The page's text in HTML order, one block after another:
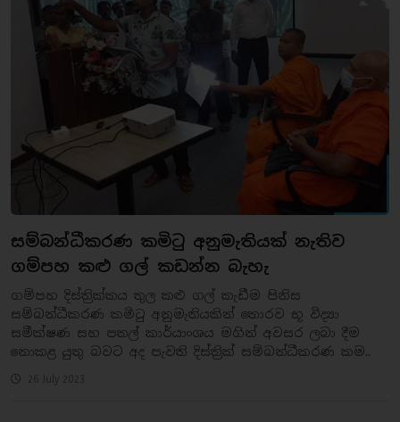
සම්බන්ධීකරණ කමිටු අනුමැතියක් නැතිව
ගම්පහ කළු ගල් කඩන්න බැහැ
ගම්පහ දිස්ත්‍රික්කය තුල කළු ගල් කැඩීම පිනිස
සම්බන්ධීකරණ කමිටු අනුමැතියකින් තොරව භූ විද්‍යා
සමීක්ෂණ සහ පතල් කාර්යාංශය මගින් අවසර ලබා දීම
නොකළ යුතු බවට අද පැවති දිස්ත්‍රික් සම්බන්ධීකරණ කම..
26 July 2023